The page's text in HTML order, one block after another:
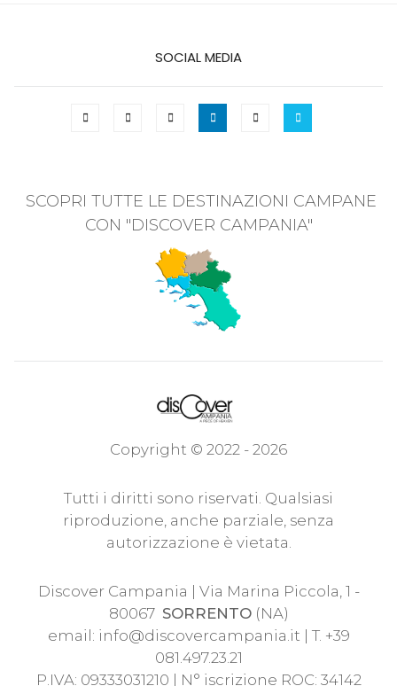
SOCIAL MEDIA
SCOPRI TUTTE LE DESTINAZIONI CAMPANE
CON "DISCOVER CAMPANIA"
Copyright © 2022 - 2026
Tutti i diritti sono riservati. Qualsiasi
riproduzione, anche parziale, senza
autorizzazione è vietata.
Discover Campania | Via Marina Piccola, 1 -
80067 SORRENTO(NA)
email: info@discovercampania.it | T. +39
081.497.23.21
P.IVA: 09333031210 | N° iscrizione ROC: 34142